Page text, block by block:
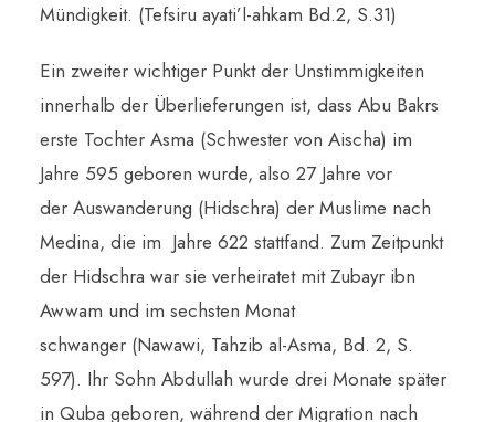
Mündigkeit. (Tefsiru ayati’l-ahkam Bd.2, S.31)
Ein zweiter wichtiger Punkt der Unstimmigkeiten
innerhalb der Überlieferungen ist, dass Abu Bakrs
erste Tochter Asma (Schwester von Aischa) im
Jahre 595 geboren wurde, also 27 Jahre vor
der Auswanderung (Hidschra) der Muslime nach
Medina, die im Jahre 622 stattfand. Zum Zeitpunkt
der Hidschra war sie verheiratet mit Zubayr ibn
Awwam und im sechsten Monat
schwanger (Nawawi, Tahzib al-Asma, Bd. 2, S.
597). Ihr Sohn Abdullah wurde drei Monate später
in Quba geboren, während der Migration nach